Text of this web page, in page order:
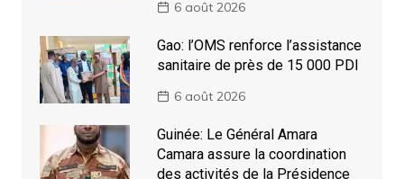
6 août 2026
Gao: l’OMS renforce l’assistance
sanitaire de près de 15 000 PDI
6 août 2026
Guinée: Le Général Amara
Camara assure la coordination
des activités de la Présidence